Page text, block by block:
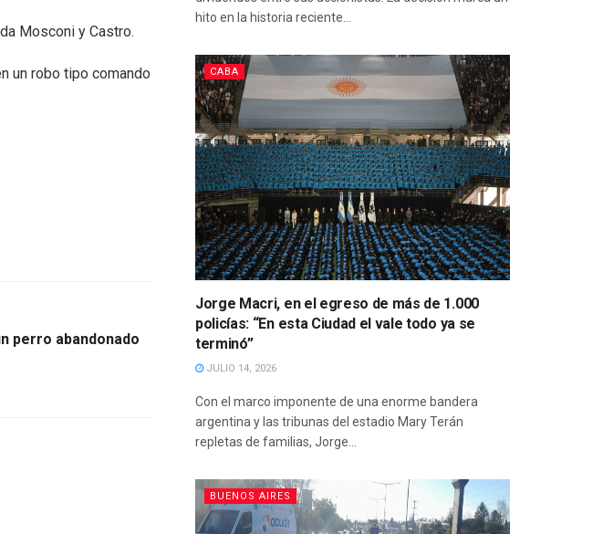
Mosconi y Castro.
un robo tipo comando
perro abandonado
hito en la historia reciente...
CABA
Jorge Macri, en el egreso de más de 1.000
policías: “En esta Ciudad el vale todo ya se
terminó”
JULIO 14, 2026
Con el marco imponente de una enorme bandera
argentina y las tribunas del estadio Mary Terán
repletas de familias, Jorge...
BUENOS AIRES